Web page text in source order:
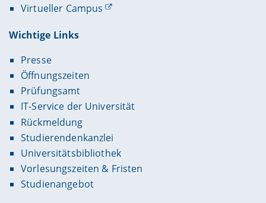
Virtueller Campus
Wichtige Links
Presse
Öffnungszeiten
Prüfungsamt
IT-Service der Universität
Rückmeldung
Studierendenkanzlei
Universitätsbibliothek
Vorlesungszeiten & Fristen
Studienangebot